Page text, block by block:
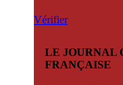
Vérifier
LE JOURNAL
FRANÇAISE